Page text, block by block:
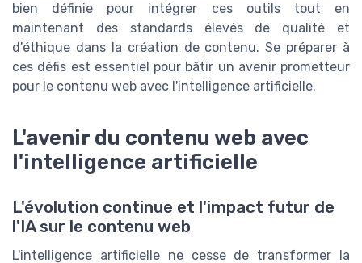
bien définie pour intégrer ces outils tout en
maintenant des standards élevés de qualité et
d'éthique dans la création de contenu. Se préparer à
ces défis est essentiel pour bâtir un avenir prometteur
pour le contenu web avec l'intelligence artificielle.
L'avenir du contenu web avec
l'intelligence artificielle
L'évolution continue et l'impact futur de
l'IA sur le contenu web
L'intelligence artificielle ne cesse de transformer la